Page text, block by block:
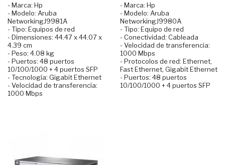
- Marca: Hp
- Modelo: Aruba
NetworkingJ9981A
- Tipo: Equipos de red
- Dimensiones: 44.47 x 44.07 x
4.39 cm
- Peso: 4.08 kg
- Puertos: 48 puertos
10/100/1000 + 4 puertos SFP
- Tecnología: Gigabit Ethernet
- Velocidad de transferencia:
1000 Mbps
- Marca: Hp
- Modelo: Aruba
NetworkingJ9980A
- Tipo: Equipo de red
- Conectividad: Cableada
- Velocidad de transferencia:
1000 Mbps
- Protocolos de red: Ethernet,
Fast Ethernet, Gigabit Ethernet
- Puertos: 48 puertos
10/100/1000 + 4 puertos SFP